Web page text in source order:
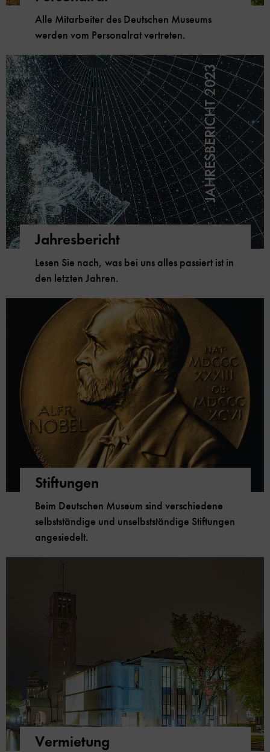
Alle Mitarbeiter des Deutschen Museums
werden vom Personalrat vertreten.
Jahresbericht
Lesen Sie nach, was bei uns alles passiert ist in
den letzten Jahren.
Stiftungen
Beim Deutschen Museum sind verschiedene
selbstständige und unselbstständige Stiftungen
angesiedelt.
Vermietung